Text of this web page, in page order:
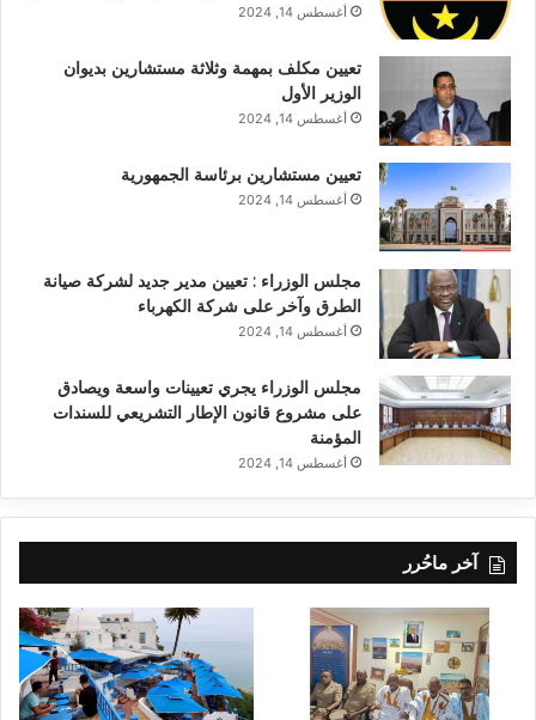
أغسطس 14, 2024
تعيين مكلف بمهمة وثلاثة مستشارين بديوان
الوزير الأول
أغسطس 14, 2024
تعيين مستشارين برئاسة الجمهورية
أغسطس 14, 2024
مجلس الوزراء : تعيين مدير جديد لشركة صيانة
الطرق وآخر على شركة الكهرباء
أغسطس 14, 2024
مجلس الوزراء يجري تعيينات واسعة ويصادق
على مشروع قانون الإطار التشريعي للسندات
المؤمنة
أغسطس 14, 2024
آخر ماحُرر